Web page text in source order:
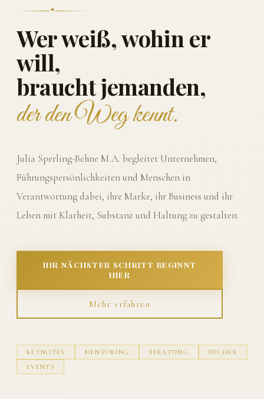
Wer weiß, wohin er
will,
braucht jemanden,
der den Weg kennt.
Julia Sperling-Behne M.A. begleitet Unternehmen,
Führungspersönlichkeiten und Menschen in
Verantwortung dabei, ihre Marke, ihr Business und ihr
Leben mit Klarheit, Substanz und Haltung zu gestalten.
IHR NÄCHSTER SCHRITT BEGINNT
HIER
Mehr erfahren
KEYNOTES MENTORING BERATUNG
BÜCHER
EVENTS